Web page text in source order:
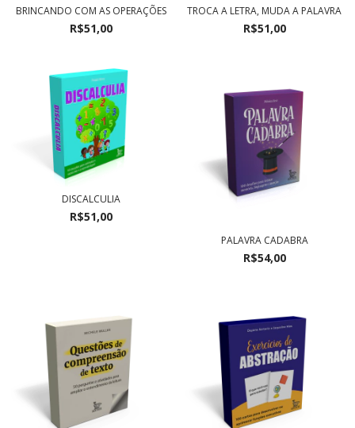
BRINCANDO COM AS OPERAÇÕES
R$51,00
TROCA A LETRA, MUDA A PALAVRA
R$51,00
DISCALCULIA
R$51,00
PALAVRA CADABRA
R$54,00